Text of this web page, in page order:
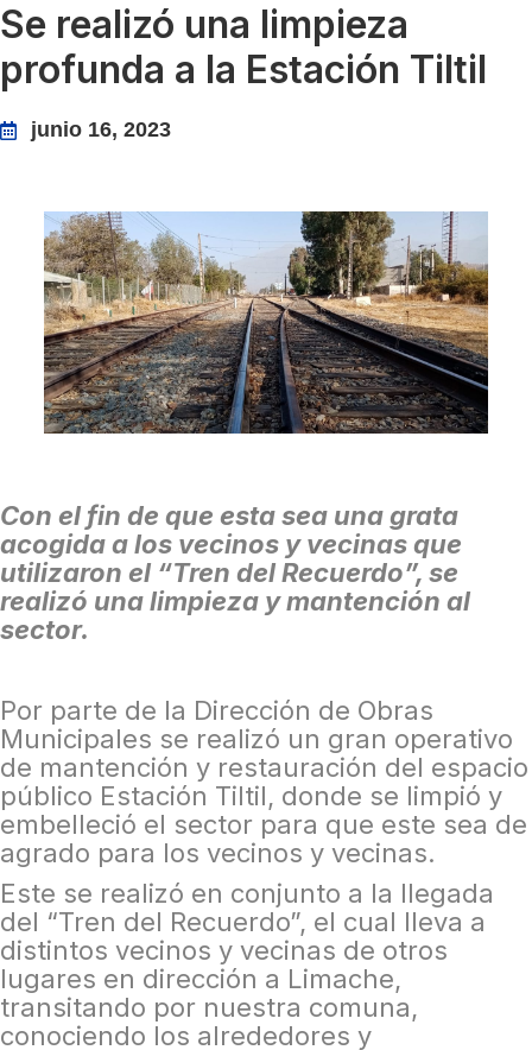
Se realizó una limpieza
profunda a la Estación Tiltil
junio 16, 2023
Con el fin de que esta sea una grata
acogida a los vecinos y vecinas que
utilizaron el “Tren del Recuerdo”, se
realizó una limpieza y mantención al
sector.
Por parte de la Dirección de Obras
Municipales se realizó un gran operativo
de mantención y restauración del espacio
público Estación Tiltil, donde se limpió y
embelleció el sector para que este sea de
agrado para los vecinos y vecinas.
Este se realizó en conjunto a la llegada
del “Tren del Recuerdo”, el cual lleva a
distintos vecinos y vecinas de otros
lugares en dirección a Limache,
transitando por nuestra comuna,
conociendo los alrededores y